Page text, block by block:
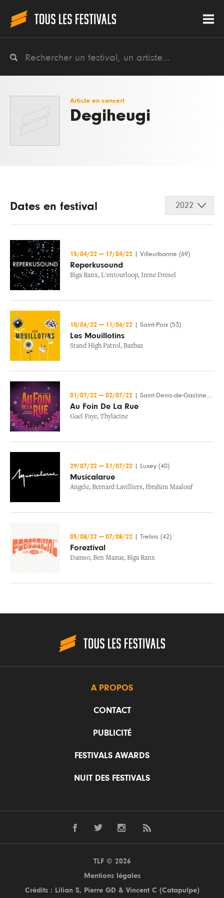
Artiste en concert
Degiheugi
Dates en festival 2022
15/04/22 — 17/04/22 Villeurbanne (69)
Reperkusound
Biga Ranx, L'entourloop, Irene Dresel
10/06/22 — 11/06/22 Saint-Poix (53)
Les Mouillotins
Stand High Patrol, Bazbaz
01/07/22 — 02/07/22 Saint-Denis-de-Gastines (53)
Au Foin De La Rue
Gael Faye, Thylacine
29/07/22 — 31/07/22 Luxey (40)
Musicalarue
Angele, Bernard Lavilliers, Ibrahim Maalouf
05/08/22 — 07/08/22 Trelins (42)
Foreztival
Damso, Ben Mazue, Biga Ranx
A PROPOS
CONTACT
PUBLICITÉ
FESTIVALS AWARDS
NUIT DES FESTIVALS
TLF © 2026
Mentions légales
Crédits : Lilian S, Pierre GD & Vincent C (Catapulpe)